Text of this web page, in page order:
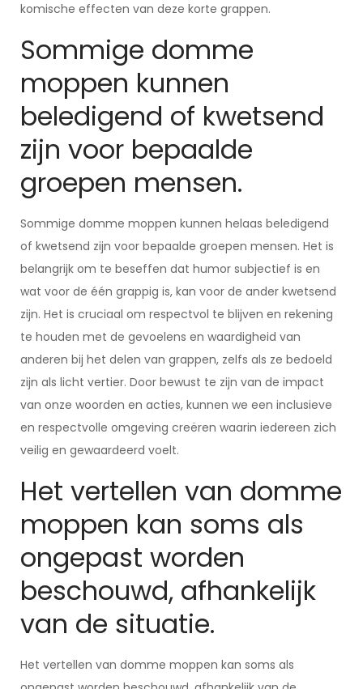
komische effecten van deze korte grappen.
Sommige domme
moppen kunnen
beledigend of kwetsend
zijn voor bepaalde
groepen mensen.
Sommige domme moppen kunnen helaas beledigend
of kwetsend zijn voor bepaalde groepen mensen. Het is
belangrijk om te beseffen dat humor subjectief is en
wat voor de één grappig is, kan voor de ander kwetsend
zijn. Het is cruciaal om respectvol te blijven en rekening
te houden met de gevoelens en waardigheid van
anderen bij het delen van grappen, zelfs als ze bedoeld
zijn als licht vertier. Door bewust te zijn van de impact
van onze woorden en acties, kunnen we een inclusieve
en respectvolle omgeving creëren waarin iedereen zich
veilig en gewaardeerd voelt.
Het vertellen van domme
moppen kan soms als
ongepast worden
beschouwd, afhankelijk
van de situatie.
Het vertellen van domme moppen kan soms als